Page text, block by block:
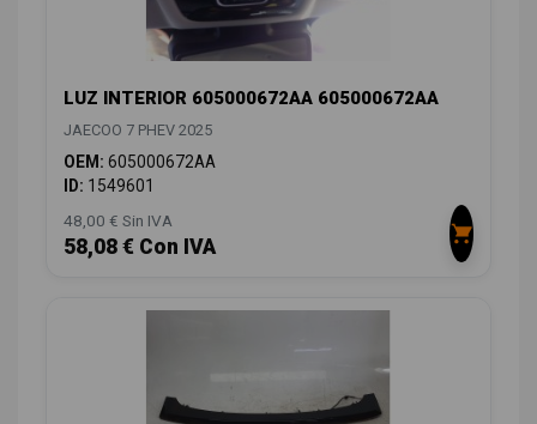
LUZ INTERIOR 605000672AA 605000672AA
JAECOO 7 PHEV 2025
OEM: 605000672AA
ID: 1549601
48,00 € Sin IVA
58,08 € Con IVA